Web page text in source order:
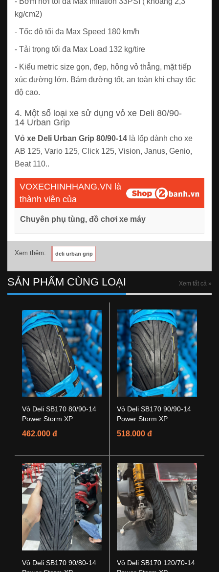
kg/cm2)
- Tốc độ tối đa Max Speed 180 km/h
- Tải trọng tối đa Max Load 132 kg/tire
- Kiểu metric size gọn, đẹp, hông vỏ thẳng, mặt tiếp
xúc đường lớn. Bám đường tốt, an toàn khi chạy tốc
độ cao.
4. Một số loại xe sử dụng vỏ xe Deli 80/90-
14 Urban Grip
Vỏ xe Deli Urban Grip 80/90-14 là lốp dành cho xe
AB 125, Vario 125, Click 125, Vision, Janus, Genio,
Beat 110..
VOXECHINHHANG.VN là
thành viên của
Chuyên phụ tùng, đồ chơi xe máy
Xem thêm: deli urban grip
SẢN PHẨM CÙNG LOẠI Xem tất cả »
Vỏ Deli SB170 80/90-14
Power Storm XP
462.000 đ
Vỏ Deli SB170 90/90-14
Power Storm XP
518.000 đ
Vỏ Deli SB170 90/80-14
Vỏ Deli SB170 120/70-14